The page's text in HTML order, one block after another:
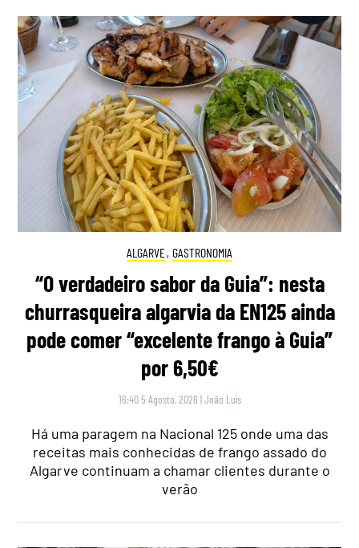
ALGARVE, GASTRONOMIA
“O verdadeiro sabor da Guia”: nesta
churrasqueira algarvia da EN125 ainda
pode comer “excelente frango à Guia”
por 6,50€
16:40 5 Agosto, 2026 |João Luís
Há uma paragem na Nacional 125 onde uma das
receitas mais conhecidas de frango assado do
Algarve continuam a chamar clientes durante o
verão